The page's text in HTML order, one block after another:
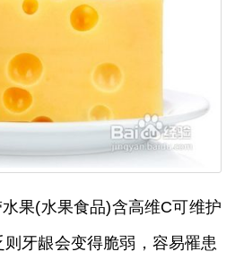
水果(水果食品)含高维C可维护
牙龈会变得脆弱，容易罹患